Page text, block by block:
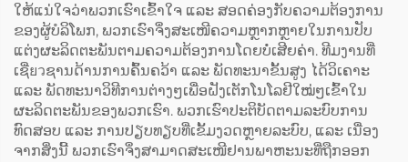
ໃຫ້ແນ່ໃຈວ່າພວກເຮົາເຂົ້າໃຈ ແລະ ສອດຄ່ອງກັບຄວາມຕ້ອງການ
ຂອງຜູ້ບໍລິໂພກ, ພວກເຮົາຈຶ່ງສະເໜີຄວາມຫຼາກຫຼາຍໃນການປັບ
ແຕ່ງຜະລິດຕະພັນຕາມຄວາມຕ້ອງການໂດຍບໍ່ເສີຍຄ່າ. ທີມງານທີ່
ເຊີ່ยวຊານດ້ານການຄົ້ນຄວ້າ ແລະ ພັດທະນາຂັ້ນສູງ ໄດ້ວິເຄາະ
ແລະ ພັດທະນາວິທີການຕ່າງໆເພື່ອຝັງເຕັກໂນໂລຢີໃໝ່ໆເຂົ້າໃນ
ຜະລິດຕະພັນຂອງພວກເຮົາ. ພວກເຮົາປະຕິບັດຕາມລະບົບການ
ທົດສອບ ແລະ ການປຽບທຽບທີ່ເຂັ້ມງວດຫຼາຍລະບົບ, ແລະ ເນື່ອງ
ຈາກສິ່ງນີ້ ພວກເຮົາຈຶ່ງສາມາດສະເໜີຢານພາຫະນະທີ່ຖືກອອກ